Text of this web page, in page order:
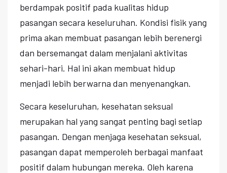
berdampak positif pada kualitas hidup
pasangan secara keseluruhan. Kondisi fisik yang
prima akan membuat pasangan lebih berenergi
dan bersemangat dalam menjalani aktivitas
sehari-hari. Hal ini akan membuat hidup
menjadi lebih berwarna dan menyenangkan.
Secara keseluruhan, kesehatan seksual
merupakan hal yang sangat penting bagi setiap
pasangan. Dengan menjaga kesehatan seksual,
pasangan dapat memperoleh berbagai manfaat
positif dalam hubungan mereka. Oleh karena